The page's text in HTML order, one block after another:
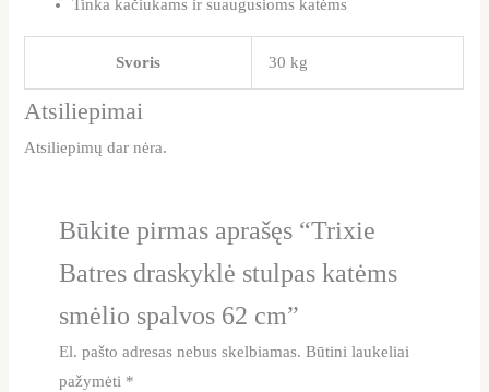
Tinka kačiukams ir suaugusioms katėms
Svoris 30 kg
Atsiliepimai
Atsiliepimų dar nėra.
Būkite pirmas aprašęs “Trixie
Batres draskyklė stulpas katėms
smėlio spalvos 62 cm”
El. pašto adresas nebus skelbiamas. Būtini laukeliai
pažymėti *